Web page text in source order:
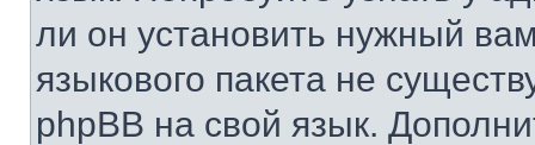
ли он установить нужный
языкового пакета не
phpBB на свой язык.